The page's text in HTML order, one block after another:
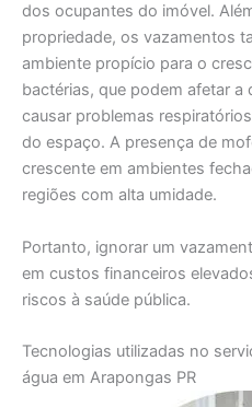
dos ocupantes do imóvel.
propriedade, os vazamentos
ambiente propício para o
bactérias, que podem afetar a
causar problemas
do espaço. A presença de
crescente em ambientes
regiões com alta umidade.
Portanto, ignorar um
em custos financeiros
riscos à saúde pública.
Tecnologias utilizadas no
água em Arapongas PR